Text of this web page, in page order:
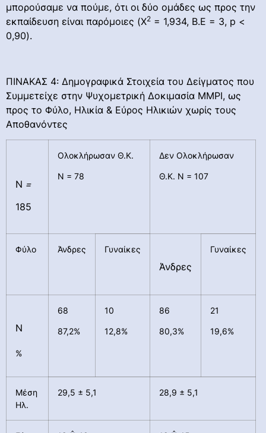
μπορούσαμε να πούμε, ότι οι δύο ομάδες ως προς την
εκπαίδευση είναι παρόμοιες (Χ2 = 1,934, Β.Ε = 3, p <
0,90).
ΠΙΝΑΚΑΣ 4: Δημογραφικά Στοιχεία του Δείγματος που
Συμμετείχε στην Ψυχομετρική Δοκιμασία ΜΜΡΙ, ως
προς το Φύλο, Ηλικία & Εύρος Ηλικιών χωρίς τους
Αποθανόντες
Ν =
185
Ολοκλήρωσαν Θ.Κ.
Ν = 78
Δεν Ολοκλήρωσαν
Θ.Κ. Ν = 107
Φύλο Άνδρες Γυναίκες
Άνδρες
Γυναίκες
Ν
%
68
87,2%
10
12,8%
86
80,3%
21
19,6%
Μέση
Ηλ.
29,5 ± 5,1 28,9 ± 5,1